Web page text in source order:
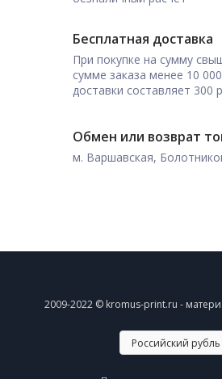
Бесплатная доставка
При покупке на сумму
сумме заказа менее 10
доставки составляет 300
Обмен или возврат
м. Варшавская,
2009-2022 © kromus-print.ru -